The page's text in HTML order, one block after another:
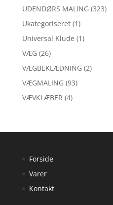
UDENDØRS MALING (323)
Ukategoriseret (1)
Universal Klude (1)
VÆG (26)
VÆGBEKLÆDNING (2)
VÆGMALING (93)
VÆVKLÆBER (4)
Forside
Varer
Kontakt